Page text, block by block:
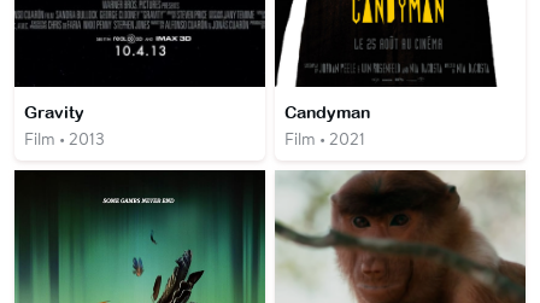
Gravity
Film • 2013
Candyman
Film • 2021